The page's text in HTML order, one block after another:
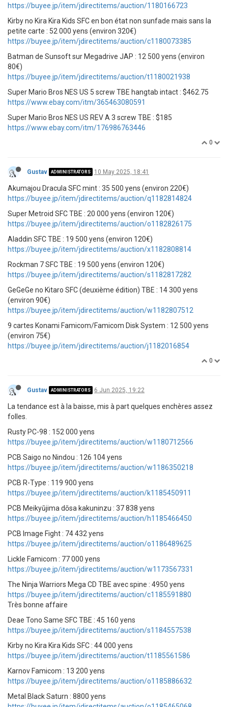
https://buyee.jp/item/jdirectitems/auction/1180166723
Kirby no Kira Kira Kids SFC en bon état non sunfade mais sans la
petite carte : 52 000 yens (environ 320€)
https://buyee.jp/item/jdirectitems/auction/c1180073385
Batman de Sunsoft sur Megadrive JAP : 12 500 yens (environ
80€)
https://buyee.jp/item/jdirectitems/auction/t1180021938
Super Mario Bros NES US 5 screw TBE hangtab intact : $462.75
https://www.ebay.com/itm/365463080591
Super Mario Bros NES US REV A 3 screw TBE : $185
https://www.ebay.com/itm/176986763446
0
Gustav ADMINISTRATORS 10 May 2025, 18:41
Akumajou Dracula SFC mint : 35 500 yens (environ 220€)
https://buyee.jp/item/jdirectitems/auction/q1182814824
Super Metroid SFC TBE : 20 000 yens (environ 120€)
https://buyee.jp/item/jdirectitems/auction/o1182826175
Aladdin SFC TBE : 19 500 yens (environ 120€)
https://buyee.jp/item/jdirectitems/auction/x1182808814
Rockman 7 SFC TBE : 19 500 yens (environ 120€)
https://buyee.jp/item/jdirectitems/auction/s1182817282
GeGeGe no Kitaro SFC (deuxième édition) TBE : 14 300 yens
(environ 90€)
https://buyee.jp/item/jdirectitems/auction/w1182807512
9 cartes Konami Famicom/Famicom Disk System : 12 500 yens
(environ 75€)
https://buyee.jp/item/jdirectitems/auction/j1182016854
0
Gustav ADMINISTRATORS 6 Jun 2025, 19:22
La tendance est à la baisse, mis à part quelques enchères assez
folles.
Rusty PC-98 : 152 000 yens
https://buyee.jp/item/jdirectitems/auction/w1180712566
PCB Saigo no Nindou : 126 104 yens
https://buyee.jp/item/jdirectitems/auction/w1186350218
PCB R-Type : 119 900 yens
https://buyee.jp/item/jdirectitems/auction/k1185450911
PCB Meikyūjima dōsa kakuninzu : 37 838 yens
https://buyee.jp/item/jdirectitems/auction/h1185466450
PCB Image Fight : 74 432 yens
https://buyee.jp/item/jdirectitems/auction/o1186489625
Lickle Famicom : 77 000 yens
https://buyee.jp/item/jdirectitems/auction/w1173567331
The Ninja Warriors Mega CD TBE avec spine : 4950 yens
https://buyee.jp/item/jdirectitems/auction/c1185591880
Très bonne affaire
Deae Tono Same SFC TBE : 45 160 yens
https://buyee.jp/item/jdirectitems/auction/s1184557538
Kirby no Kira Kira Kids SFC : 44 000 yens
https://buyee.jp/item/jdirectitems/auction/t1185561586
Karnov Famicom : 13 200 yens
https://buyee.jp/item/jdirectitems/auction/o1185886632
Metal Black Saturn : 8800 yens